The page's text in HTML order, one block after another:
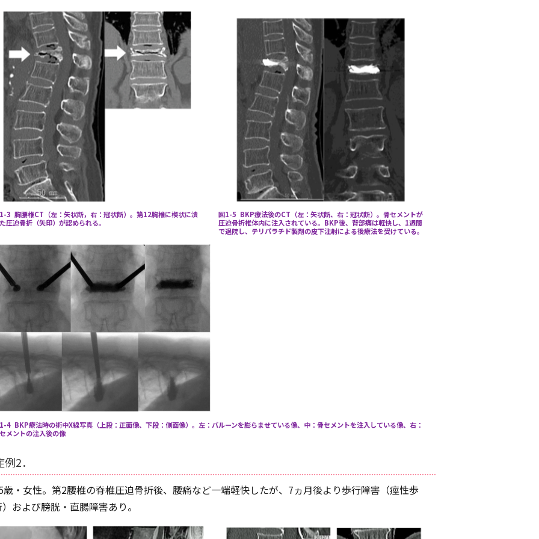
3 胸腰椎CT（左：矢状断，右：冠状断）。第12胸椎に楔状に潰
圧迫骨折（矢印）が認められる。
図1-5 BKP療法後のCT（左：矢状断、右：冠状断）。骨セメントが
圧迫骨折椎体内に注入されている。BKP後、背部痛は軽快し、1週間
で退院し、テリパラチド製剤の皮下注射による後療法を受けている。
4 BKP療法時の術中X線写真（上段：正面像、下段：側面像）。左：バルーンを膨らませている像、中：骨セメントを注入している像、右：
メントの注入後の像
例2．
歳・女性。第2腰椎の脊椎圧迫骨折後、腰痛など一端軽快したが、7ヵ月後より歩行障害（痙性歩
および膀胱・直腸障害あり。